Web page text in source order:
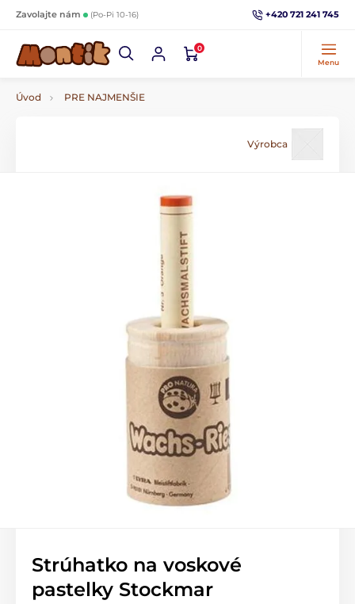
Zavolajte nám (Po-Pi 10-16) +420 721 241 745
0
Menu
Úvod PRE NAJMENŠIE
Výrobca
Strúhatko na voskové
pastelky Stockmar